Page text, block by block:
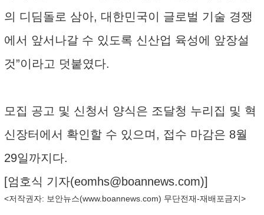
의 디딤돌로 삼아, 대한민국이 글로벌 기술 경쟁
에서 앞서나갈 수 있도록 신산업 육성에 앞장설
것”이라고 덧붙였다.
모집 공고 및 신청서 양식은 조달청 누리집 및 혁
신장터에서 확인할 수 있으며, 접수 마감은 8월
29일까지다.
[엄호식 기자(eomhs@boannews.com)]
<저작권자: 보안뉴스(www.boannews.com) 무단전재-재배포금지>